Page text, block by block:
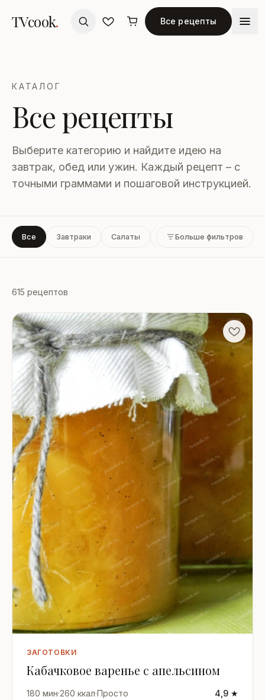
TVcook. Все рецепты
КАТАЛОГ
Все рецепты
Выберите категорию и найдите идею на
завтрак, обед или ужин. Каждый рецепт – с
точными граммами и пошаговой инструкцией.
Все Завтраки Салаты Супы Закуски
Больше фильтров
Любая Легко Средне Сложно
ТИП ПИТАНИЯ
Любой Низкокал. Веганское Белковое
СПОСОБ
Любой Сковорода Духовка Без выпечки
Гриль
615 рецептов
ЗАГОТОВКИ
Кабачковое варенье с апельсином
180 мин·260 ккал·Просто 4,9 ★